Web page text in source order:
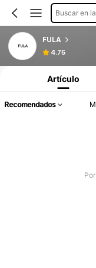
Buscar en
FULA
4.75
Artículo
Recomendados